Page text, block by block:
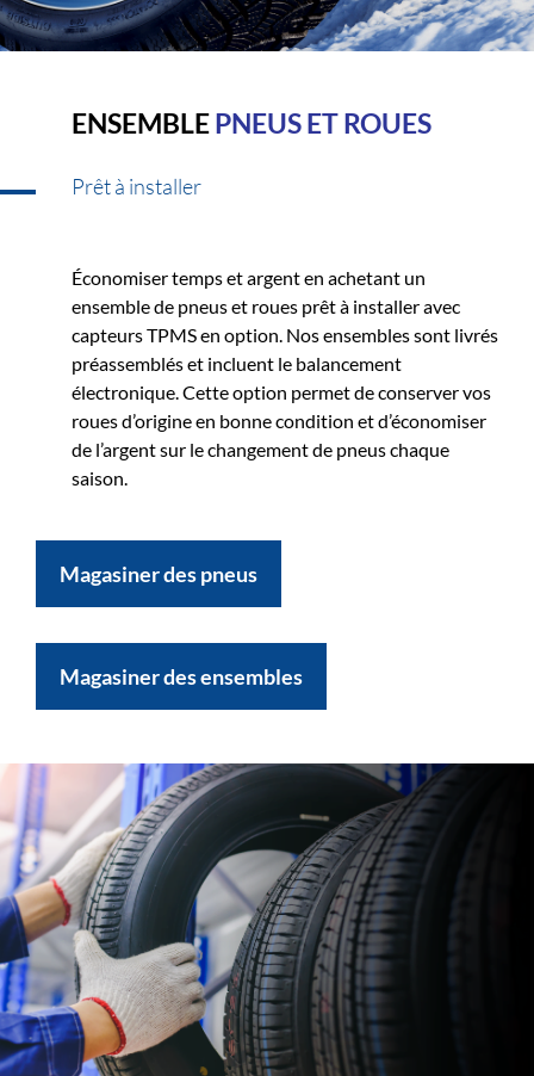
ENSEMBLEPNEUS ET ROUES
Prêt à installer
Économiser temps et argent en achetant un
ensemble de pneus et roues prêt à installer avec
capteurs TPMS en option. Nos ensembles sont livrés
préassemblés et incluent le balancement
électronique. Cette option permet de conserver vos
roues d’origine en bonne condition et d’économiser
de l’argent sur le changement de pneus chaque
saison.
Magasiner des pneus
Magasiner des ensembles